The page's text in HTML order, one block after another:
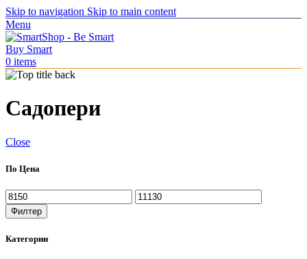
Skip to navigation Skip to main content
Menu
0 items
Садопери
Close
По Цена
Филтер
Категории